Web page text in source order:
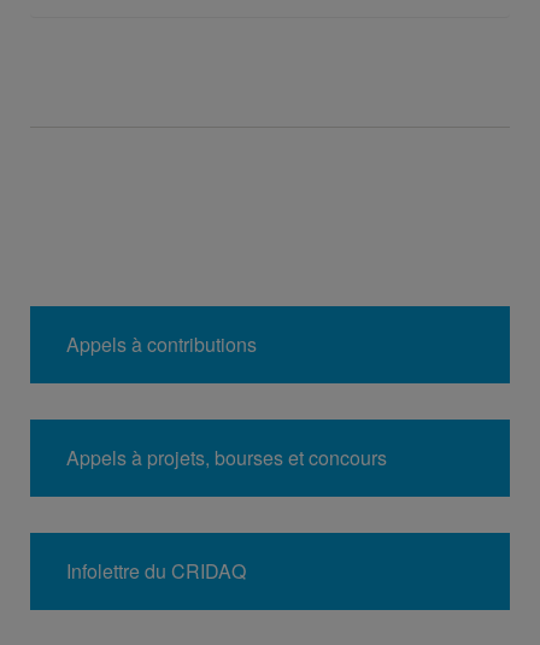
Appels à contributions
Appels à projets, bourses et concours
Infolettre du CRIDAQ